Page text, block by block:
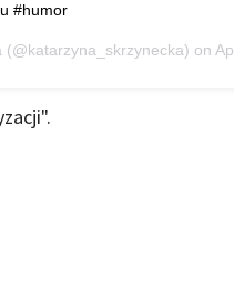
#humor
(@katarzyna_skrzynecka) on